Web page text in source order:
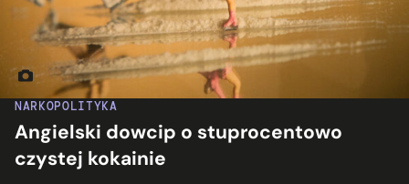
NARKOPOLITYKA
Angielski dowcip o stuprocentowo
czystej kokainie
Fot. Gioconda Beekman, cc, flickr.com